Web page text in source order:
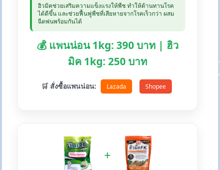
ฮิวมิคช่วยเสริมความแข็งแรงให้พืช ทำให้ต้านทานโรค
ได้ดีขึ้น และช่วยฟื้นฟูพืชที่เสียหายจากโรคเร็วกว่า ผสม
ฉีดพ่นพร้อมกันได้
💰 แพนน่อน 1kg: 390 บาท | ฮิว
มิค 1kg: 250 บาท
🛒 สั่งซื้อแพนน่อน: Lazada Shopee
+